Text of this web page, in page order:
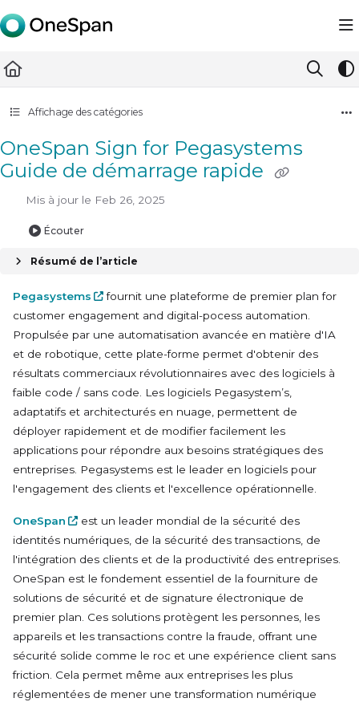
Documentation Index
Fetch the complete documentation index at: https://
Use this file to discover all available pages before exploring
Affichage des catégories
OneSpan Sign for Pegasystems
Guide de démarrage rapide
Mis à jour le Feb 26, 2025
Écouter
Résumé de l’article
Pegasystems fournit une plateforme de premier planfor
customer engagement and digital-pocess automation
Propulsée par une automatisation avancée en matière d'IA
et de robotique, cette plate-forme permet d'obtenir des
résultats commerciaux révolutionnaires avec des logiciels à
faible code / sans code. Les logiciels Pegasystem’s
adaptatifs et architecturés en nuage, permettent de
déployer rapidement et de modifier facilement les
applications pour répondre aux besoins stratégiques des
entreprises. Pegasystems est le leader en logiciels pour
l'engagement des clients et l'excellence opérationnelle.
OneSpan
est un leader mondial de la sécurité des
identités numériques, de la sécurité des transactions, de
l'intégration des clients et de la productivité des entreprises.
OneSpan est le fondement essentiel de la fourniture de
solutions de sécurité et de signature électronique de
premier plan. Ces solutions protègent les personnes, les
appareils et les transactions contre la fraude, offrant une
sécurité solide comme le roc et une expérience client sans
friction. Cela permet même aux entreprises les plus
réglementées de mener une transformation numérique